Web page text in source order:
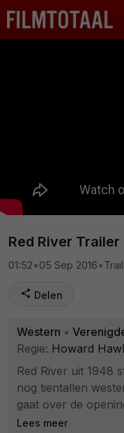
Red River Trailer
01:52•05 Sep 2016•
Delen
Western •
Regie: Howard
Red River uit 1948
nog tientallen
gaat over de
Lees meer